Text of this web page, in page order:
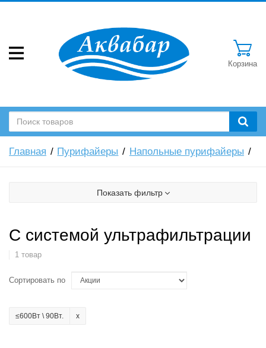
Корзина
Главная Пурифайеры Напольные пурифайеры
Показать фильтр
С системой ультрафильтрации
1 товар
Сортировать по
≤600Вт \ 90Вт.